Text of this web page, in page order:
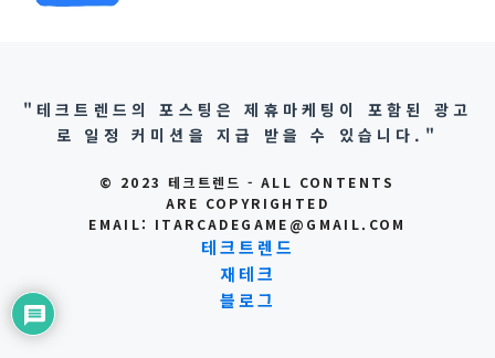
"테크트렌드의 포스팅은 제휴마케팅이 포함된 광고
로 일정 커미션을 지급 받을 수 있습니다."
© 2023 테크트렌드 - ALL CONTENTS
ARE COPYRIGHTED
EMAIL: ITARCADEGAME@GMAIL.COM
테크트렌드
재테크
블로그